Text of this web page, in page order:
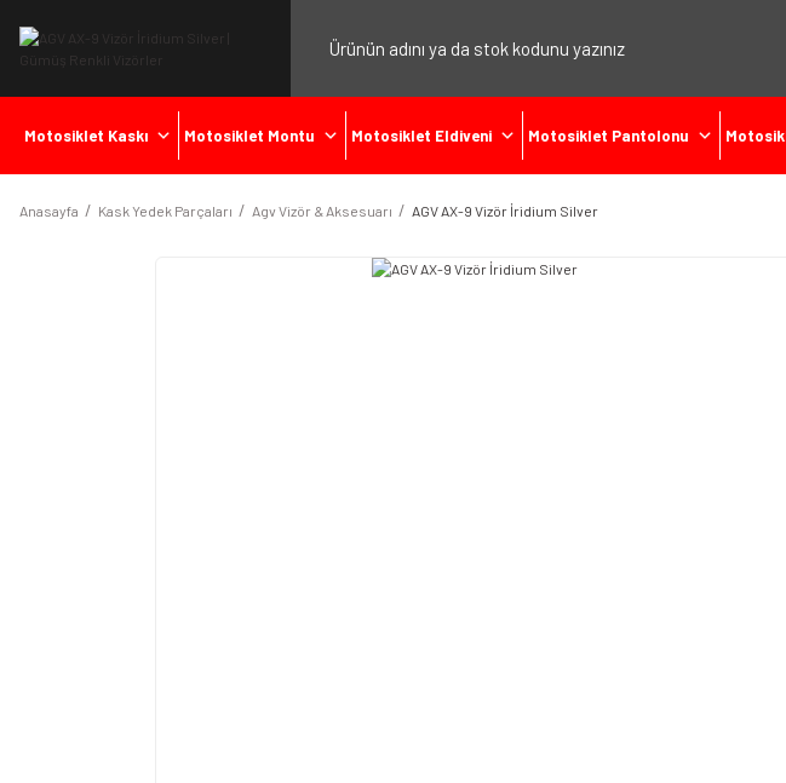
Motosiklet Kaskı Motosiklet Montu Motosiklet Eldiveni Motosiklet Pantolonu
Anasayfa Kask Yedek Parçaları Agv Vizör & Aksesuarı AGV AX-9 Vizör İridium Silver